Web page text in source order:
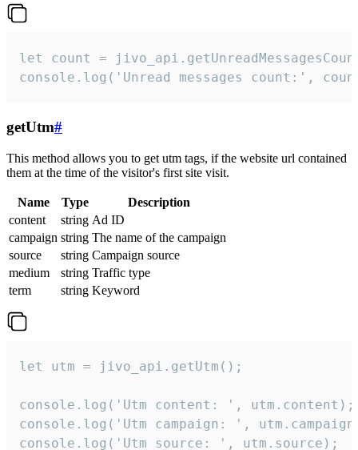
let count =
console.log('Unread messages count:',
getUtm#
This method allows you to get utm tags, if the website url contained
them at the time of the visitor's first site visit.
Name Type
Description
content
string Ad ID
campaign string The name of the campaign
source
string Campaign source
medium
string Traffic type
term
string Keyword
let utm = jivo_api.getUtm();
console.log('Utm content: ', utm.content);
console.log('Utm campaign: ',
console.log('Utm source: ', utm.source);